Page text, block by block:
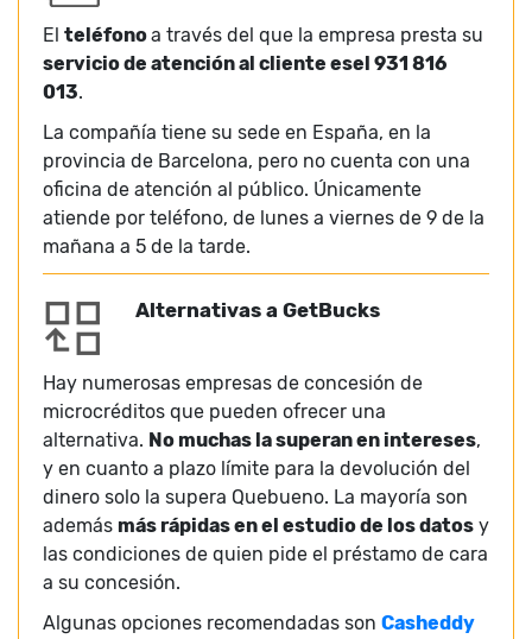
El teléfonoa través del que la empresa presta su
servicio de atención al cliente esel 931 816
013.
La compañía tiene su sede en España, en la
provincia de Barcelona, pero no cuenta con una
oficina de atención al público. Únicamente
atiende por teléfono, de lunes a viernes de 9 de la
mañana a 5 de la tarde.
Alternativas a GetBucks
Hay numerosas empresas de concesión de
microcréditos que pueden ofrecer una
alternativa. No muchas la superan en intereses,
y en cuanto a plazo límite para la devolución del
dinero solo la supera Quebueno. La mayoría son
además más rápidas en el estudio de los datos y
las condiciones de quien pide el préstamo de cara
a su concesión.
Algunas opciones recomendadas son Casheddy